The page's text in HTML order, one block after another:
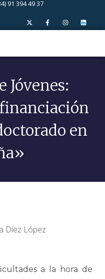
91 394 49 37
Jóvenes:
en
Diez López
a la hora de